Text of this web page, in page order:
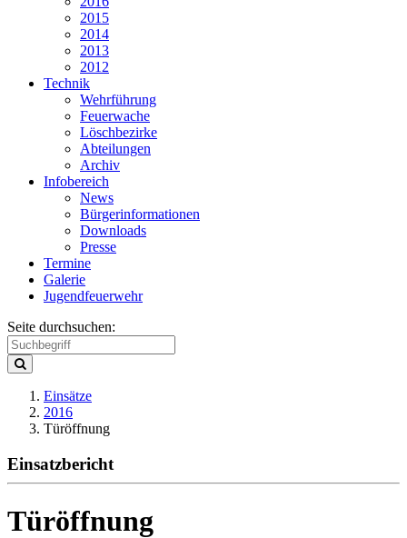
2015
2014
2013
2012
Technik
Wehrführung
Feuerwache
Löschbezirke
Abteilungen
Archiv
Infobereich
News
Bürgerinformationen
Downloads
Presse
Termine
Galerie
Jugendfeuerwehr
Seite durchsuchen:
Einsätze
2016
Türöffnung
Einsatzbericht
Türöffnung